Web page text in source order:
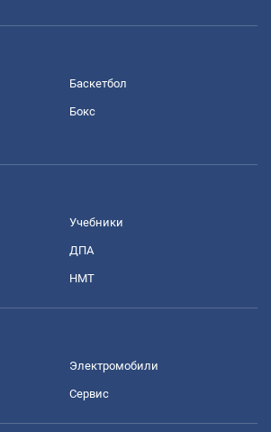
Баскетбол
Бокс
Учебники
ДПА
НМТ
Электромобили
Сервис